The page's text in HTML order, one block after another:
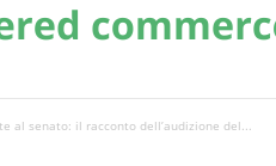
al senato: il racconto dell’audizione del...